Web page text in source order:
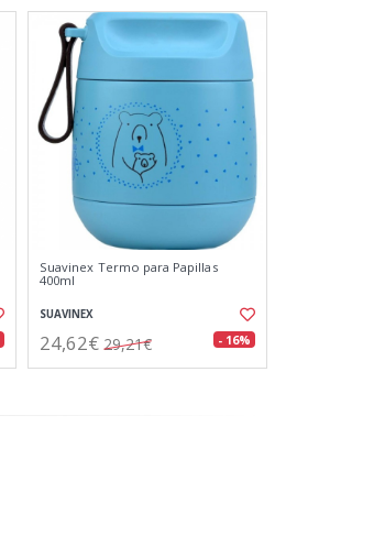
Suavinex Termo para Papillas
400ml
SUAVINEX
24,62€ 29,21€ - 16%